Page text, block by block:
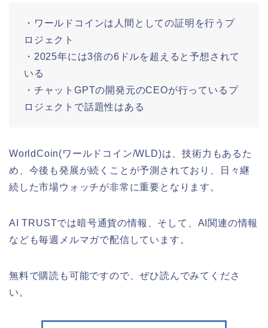
・ワールドコインは人間としての証明を行うプ
ロジェクト
・2025年には3倍の6ドルを超えると予想されて
いる
・チャットGPTの開発元のCEOが行っているプ
ロジェクトで話題性はある
WorldCoin(ワールドコイン/WLD)は、技術力もあるた
め、今後も発展が続くことが予測されており、日々継
続した市場ウォッチが非常に重要となります。
AI TRUSTでは暗号通貨の情報、そして、AI関連の情報
なども毎週メルマガで配信しています。
無料で購読も可能ですので、ぜひ読んでみてくださ
い。